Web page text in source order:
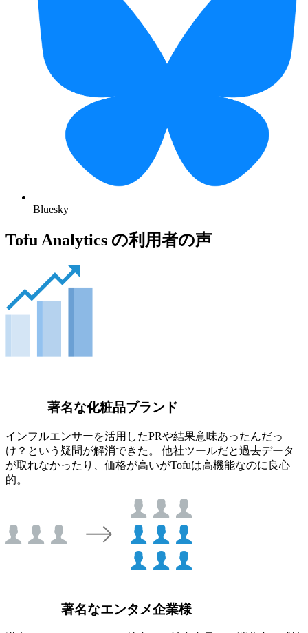
Bluesky
Tofu Analytics の利用者の声
著名な化粧品ブランド
インフルエンサーを活用したPRや結果意味あったんだっ
け？という疑問が解消できた。 他社ツールだと過去データ
が取れなかったり、価格が高いがTofuは高機能なのに良心
的。
著名なエンタメ企業様